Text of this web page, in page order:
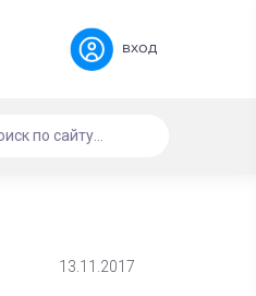
вход
13.11.2017